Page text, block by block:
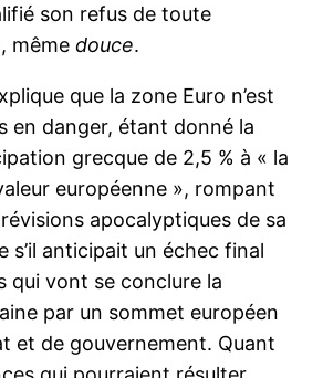
son refus de toute
mêmedouce.
que la zone Euro n’est
en danger, étant donné la
grecque de 2,5 % à « la
européenne », rompant
apocalyptiques de sa
s’il anticipait un échec final
qui vont se conclure la
par un sommet européen
et de gouvernement. Quant